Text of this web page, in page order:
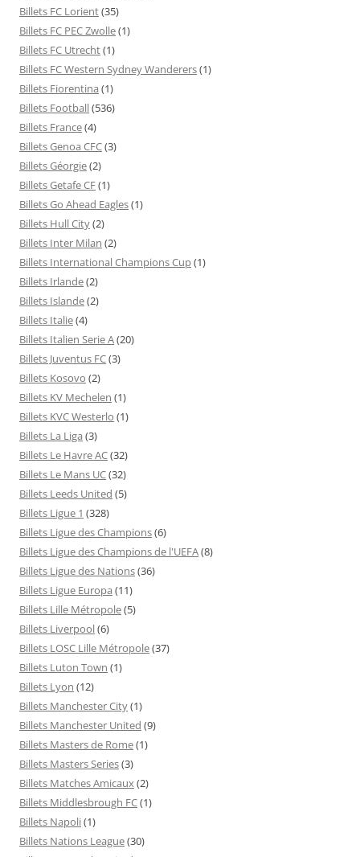
Billets FC Lorient(35)
Billets FC PEC Zwolle(1)
Billets FC Utrecht(1)
Billets FC Western Sydney Wanderers(1)
Billets Fiorentina (1)
Billets Football(536)
Billets France(4)
Billets Genoa CFC(3)
Billets Géorgie(2)
Billets Getafe CF(1)
Billets Go Ahead Eagles(1)
Billets Hull City(2)
Billets Inter Milan (2)
Billets International Champions Cup(1)
Billets Irlande(2)
Billets Islande(2)
Billets Italie(4)
Billets Italien Serie A(20)
Billets Juventus FC(3)
Billets Kosovo (2)
Billets KV Mechelen (1)
Billets KVC Westerlo (1)
Billets La Liga (3)
Billets Le Havre AC(32)
Billets Le Mans UC(32)
Billets Leeds United (5)
Billets Ligue 1 (328)
Billets Ligue des Champions(6)
Billets Ligue des Champions de l'UEFA(8)
Billets Ligue des Nations(36)
Billets Ligue Europa (11)
Billets Lille Métropole(5)
Billets Liverpool(6)
Billets LOSC Lille Métropole(37)
Billets Luton Town (1)
Billets Lyon (12)
Billets Manchester City(1)
Billets Manchester United (9)
Billets Masters de Rome(1)
Billets Masters Series(3)
Billets Matches Amicaux(2)
Billets Middlesbrough FC(1)
Billets Napoli(1)
Billets Nations League(30)